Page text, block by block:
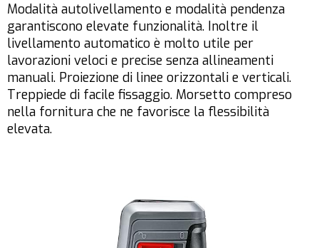
Modalità autolivellamento e modalità pendenza
garantiscono elevate funzionalità. Inoltre il
livellamento automatico è molto utile per
lavorazioni veloci e precise senza allineamenti
manuali. Proiezione di linee orizzontali e verticali.
Treppiede di facile fissaggio. Morsetto compreso
nella fornitura che ne favorisce la flessibilità
elevata.